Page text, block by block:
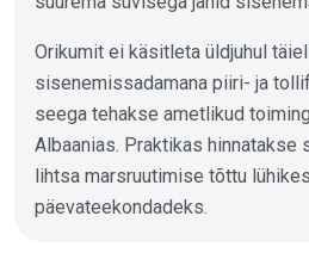
Orikumit ei käsitleta üldjuhul
sisenemissadamana piiri- ja
seega tehakse ametlikud
Albaanias. Praktikas hinnatakse
lihtsa marsruutimise tõttu
päevateekondadeks.